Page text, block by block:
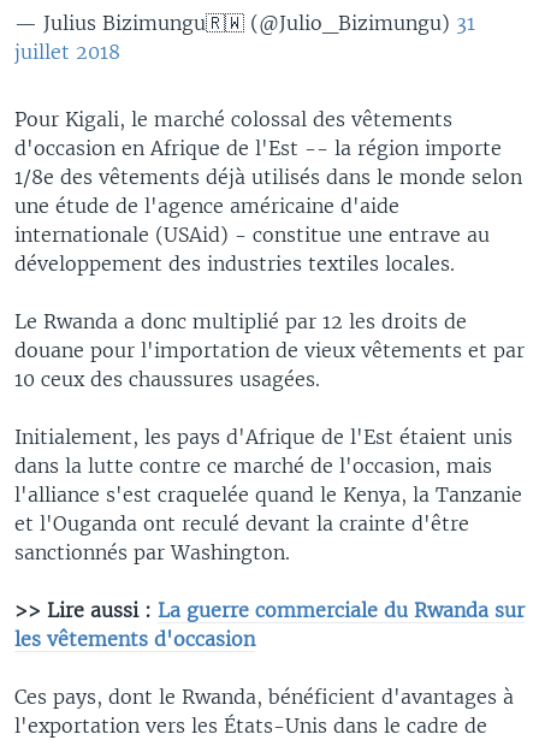
— Julius Bizimungu🇷🇼 (@Julio_Bizimungu) 31
juillet 2018
Pour Kigali, le marché colossal des vêtements
d'occasion en Afrique de l'Est -- la région importe
1/8e des vêtements déjà utilisés dans le monde selon
une étude de l'agence américaine d'aide
internationale (USAid) - constitue une entrave au
développement des industries textiles locales.
Le Rwanda a donc multiplié par 12 les droits de
douane pour l'importation de vieux vêtements et par
10 ceux des chaussures usagées.
Initialement, les pays d'Afrique de l'Est étaient unis
dans la lutte contre ce marché de l'occasion, mais
l'alliance s'est craquelée quand le Kenya, la Tanzanie
et l'Ouganda ont reculé devant la crainte d'être
sanctionnés par Washington.
>> Lire aussi : La guerre commerciale du Rwanda sur
les vêtements d'occasion
Ces pays, dont le Rwanda, bénéficient d'avantages à
l'exportation vers les États-Unis dans le cadre de